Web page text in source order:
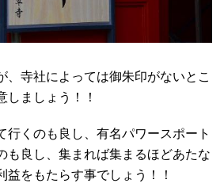
、寺社によっては御朱印がないとこ
しましょう！！
行くのも良し、有名パワースポート
も良し、集まれば集まるほどあたな
益をもたらす事でしょう！！